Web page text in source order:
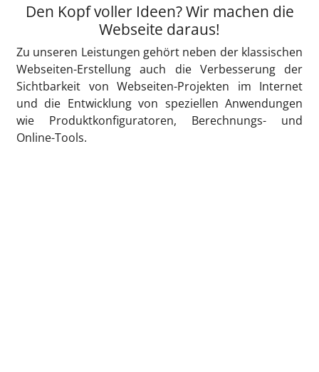
Den Kopf voller Ideen? Wir machen die
Webseite daraus!
Zu unseren Leistungen gehört neben der klassischen
Webseiten-Erstellung auch die Verbesserung der
Sichtbarkeit von Webseiten-Projekten im Internet
und die Entwicklung von speziellen Anwendungen
wie Produktkonfiguratoren, Berechnungs- und
Online-Tools.